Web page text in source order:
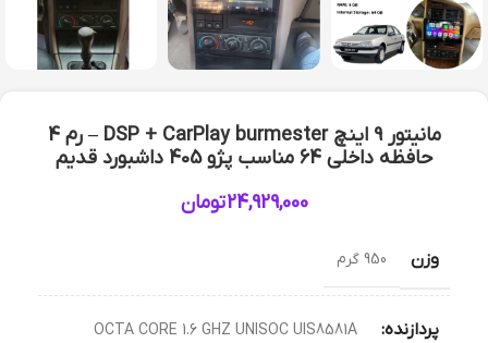
مانیتور 9 اینچ DSP + CarPlay burmester – رم 4
حافظه داخلی 64 مناسب پژو 405 داشبورد قدیم
24,929,000تومان
وزن 950 گرم
پردازنده: OCTA CORE 1.6 GHZ UNISOC UIS8581A